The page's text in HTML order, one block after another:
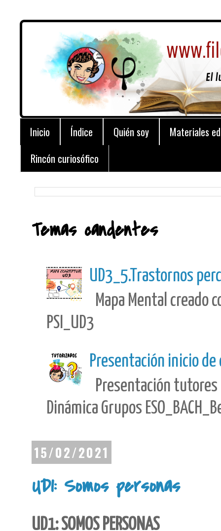
Inicio Índice Quién soy
Materiales
Rincón curiosófico
Temas candentes
UD3_5.Trastornos
Mapa Mental creado
PSI_UD3
Presentación inicio de
Presentación
Dinámica Grupos
15/02/2021
UD1: Somos personas
UD1: SOMOS PERSONAS